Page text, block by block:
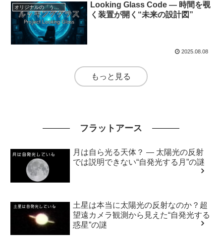
オリジナルの「うた」♪
Looking Glass Code — 時間を覗
く装置が開く“未来の設計図”
2025.08.08
もっと見る
フラットアース
月は自ら光る天体？ ― 太陽光の反射
では説明できない“自発光する月”の謎
土星は本当に太陽光の反射なのか？超
望遠カメラ観測から見えた“自発光する
惑星”の謎